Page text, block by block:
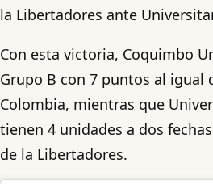
la Libertadores ante
Con esta victoria, Coquimbo
Grupo B con 7 puntos al igual
Colombia, mientras que
tienen 4 unidades a dos
de la Libertadores.